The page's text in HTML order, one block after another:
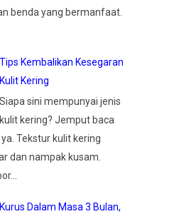
benda yang bermanfaat.
Tips Kembalikan Kesegaran
Kulit Kering
Siapa sini mempunyai jenis
kulit kering? Jemput baca
Tekstur kulit kering
dan nampak kusam.
Kurus Dalam Masa 3 Bulan,